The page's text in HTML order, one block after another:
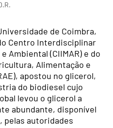
de Coimbra,
Centro Interdisciplinar
Ambiental (CIIMAR) e do
Alimentação e
apostou no glicerol,
do biodiesel cujo
levou o glicerol a
abundante, disponível
pelas autoridades